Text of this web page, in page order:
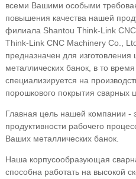
всеми Вашими особыми
повышения качества нашей
филиала Shantou Think-Link
Think-Link CNC Machinery Co.,
предназначен для
металлических банок, в то
специализируется на
порошкового покрытия сварных
Главная цель нашей компании -
продуктивности рабочего
Ваших металлических банок.
Наша корпусообразующая
способна работать на высокой